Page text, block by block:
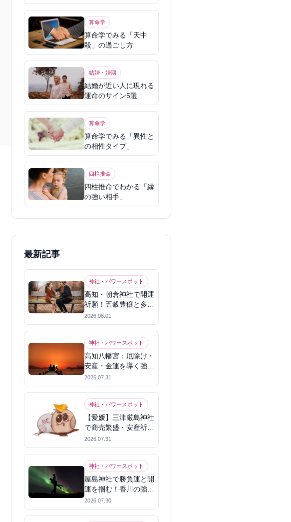
味
算命学
算命学でみる「天中
殺」の過ごし方
結婚・婚期
結婚が近い人に現れる
運命のサイン5選
算命学
算命学でみる「異性と
の相性タイプ」
四柱推命
四柱推命でわかる「縁
の強い相手」
最新記事
神社・パワースポット
高知・朝倉神社で開運
祈願！五穀豊穣と多幸
を呼ぶパワースポット
2026.08.01
神社・パワースポット
高知八幡宮：厄除け・
安産・金運を導く強力
パワースポット
2026.07.31
神社・パワースポット
【愛媛】三津厳島神社
で商売繁盛・安産祈
願！宗像三女神のパワ
ーを授かる
2026.07.31
神社・パワースポット
屋島神社で勝負運と開
運を掴む！香川の強力
パワースポット
2026.07.30